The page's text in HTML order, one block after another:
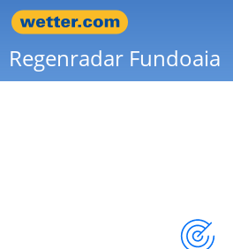
Regenradar Fundoaia